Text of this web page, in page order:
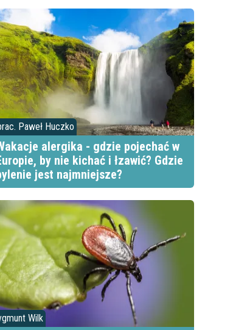
Paweł Huczko
alergika - gdzie pojechać w
by nie kichać i łzawić? Gdzie
jest najmniejsze?
Wilk